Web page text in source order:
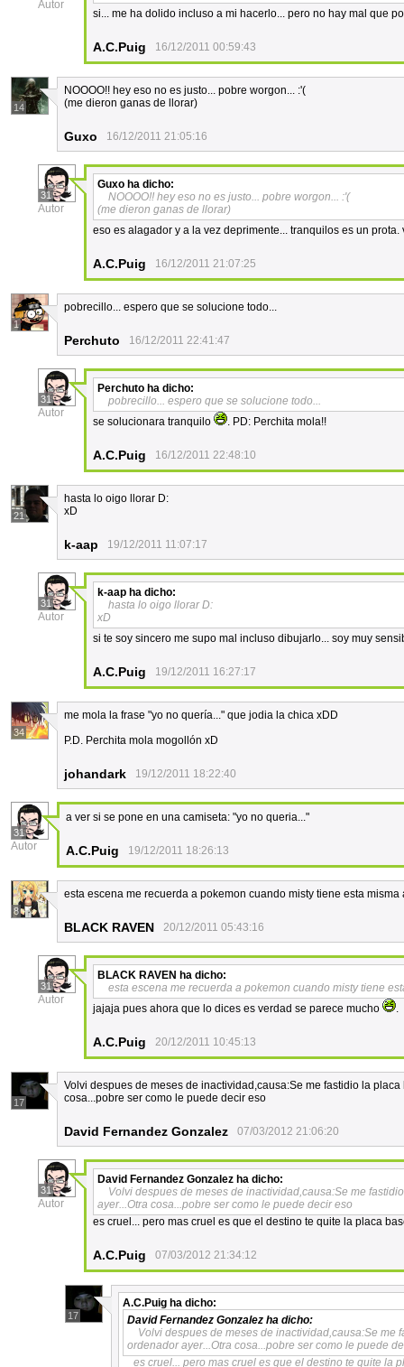
Autor
si... me ha dolido incluso a mi hacerlo... pero no hay mal que
A.C.Puig 16/12/2011 00:59:43
14
NOOOO!! hey eso no es justo... pobre worgon... :'(
(me dieron ganas de llorar)
Guxo 16/12/2011 21:05:16
31
Autor
Guxo ha dicho:
NOOOO!! hey eso no es justo... pobre worgon... :'(
(me dieron ganas de llorar)
eso es alagador y a la vez deprimente... tranquilos es un
A.C.Puig 16/12/2011 21:07:25
1
pobrecillo... espero que se solucione todo...
Perchuto 16/12/2011 22:41:47
31
Autor
Perchuto ha dicho:
pobrecillo... espero que se solucione todo...
se solucionara tranquilo
. PD: Perchita mola!!
A.C.Puig 16/12/2011 22:48:10
21
hasta lo oigo llorar D:
xD
k-aap 19/12/2011 11:07:17
31
Autor
k-aap ha dicho:
hasta lo oigo llorar D:
xD
si te soy sincero me supo mal incluso dibujarlo... soy muy
A.C.Puig 19/12/2011 16:27:17
34
me mola la frase "yo no quería..." que jodia la chica xDD
P.D. Perchita mola mogollón xD
johandark 19/12/2011 18:22:40
31
Autor
a ver si se pone en una camiseta: "yo no queria..."
A.C.Puig 19/12/2011 18:26:13
8
esta escena me recuerda a pokemon cuando misty tiene esta
BLACK RAVEN 20/12/2011 05:43:16
31
Autor
BLACK RAVEN ha dicho:
esta escena me recuerda a pokemon cuando misty tiene
jajaja pues ahora que lo dices es verdad se parece mucho
.
A.C.Puig 20/12/2011 10:45:13
17
Volvi despues de meses de inactividad,causa:Se me fastidio la
cosa...pobre ser como le puede decir eso
David Fernandez Gonzalez 07/03/2012 21:06:20
31
Autor
David Fernandez Gonzalez ha dicho:
Volvi despues de meses de inactividad,causa:Se me
ayer...Otra cosa...pobre ser como le puede decir eso
es cruel... pero mas cruel es que el destino te quite la placa
A.C.Puig 07/03/2012 21:34:12
17
A.C.Puig ha dicho:
David Fernandez Gonzalez ha dicho:
Volvi despues de meses de inactividad,causa:Se
ordenador ayer...Otra cosa...pobre ser como le puede
es cruel... pero mas cruel es que el destino te quite la